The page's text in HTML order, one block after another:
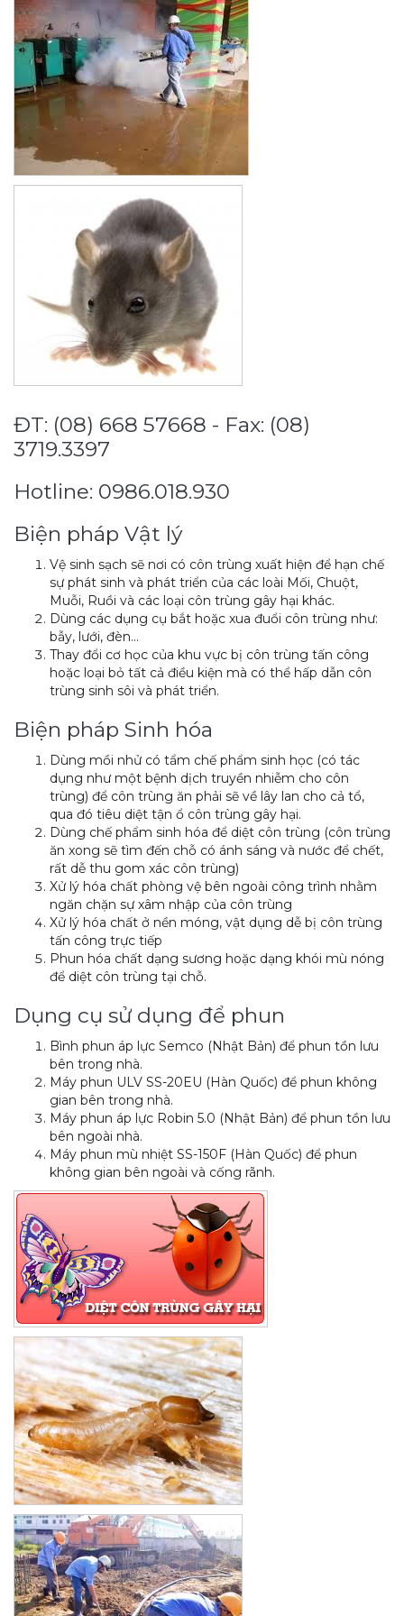
Xe đẩy làm vệ sinh Sài Gòn
ĐT: (08) 668 57668 - Fax: (08)
3719.3397
Hotline: 0986.018.930
Biện pháp Vật lý
Vệ sinh sạch sẽ nơi có côn trùng xuất hiện để hạn chế
sự phát sinh và phát triển của các loài Mối, Chuột,
Muỗi, Ruồi và các loại côn trùng gây hại khác.
Dùng các dụng cụ bắt hoặc xua đuổi côn trùng như:
bẫy, lưới, đèn…
Thay đổi cơ học của khu vực bị côn trùng tấn công
hoặc loại bỏ tất cả điều kiện mà có thể hấp dẫn côn
trùng sinh sôi và phát triển.
Biện pháp Sinh hóa
Dùng mồi nhử có tẩm chế phẩm sinh học (có tác
dụng như một bệnh dịch truyền nhiễm cho côn
trùng) để côn trùng ăn phải sẽ về lây lan cho cả tổ,
qua đó tiêu diệt tận ổ côn trùng gây hại.
Dùng chế phẩm sinh hóa để diệt côn trùng (côn trùng
ăn xong sẽ tìm đến chỗ có ánh sáng và nước để chết,
rất dễ thu gom xác côn trùng)
Xử lý hóa chất phòng vệ bên ngoài công trình nhằm
ngăn chặn sự xâm nhập của côn trùng
Xử lý hóa chất ở nền móng, vật dụng dễ bị côn trùng
tấn công trực tiếp
Phun hóa chất dạng sương hoặc dạng khói mù nóng
để diệt côn trùng tại chỗ.
Dụng cụ sử dụng để phun
Bình phun áp lực Semco (Nhật Bản) để phun tồn lưu
bên trong nhà.
Máy phun ULV SS-20EU (Hàn Quốc) để phun không
gian bên trong nhà.
Máy phun áp lực Robin 5.0 (Nhật Bản) để phun tồn lưu
bên ngoài nhà.
Máy phun mù nhiệt SS-150F (Hàn Quốc) để phun
không gian bên ngoài và cống rãnh.